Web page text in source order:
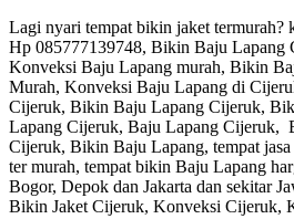
Lagi nyari tempat bikin jaket termurah?
Hp 085777139748, Bikin Baju Lapang
Konveksi Baju Lapang murah, Bikin
Murah, Konveksi Baju Lapang di
Cijeruk, Bikin Baju Lapang Cijeruk,
Lapang Cijeruk, Baju Lapang Cijeruk,
Cijeruk, Bikin Baju Lapang, tempat
ter murah, tempat bikin Baju Lapang
Bogor, Depok dan Jakarta dan sekitar
Bikin Jaket Cijeruk, Konveksi Cijeruk,